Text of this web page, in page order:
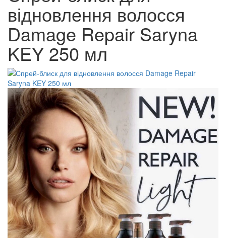
відновлення волосся
Damage Repair Saryna
KEY 250 мл